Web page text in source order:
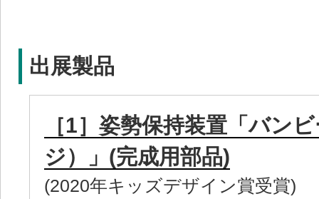
出展製品
［1］姿勢保持装置「バン
ジ）」(完成用部品)
(2020年キッズデザイン賞受賞)